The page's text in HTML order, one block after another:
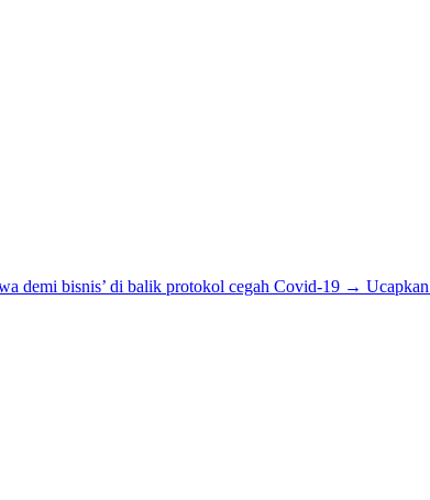
demi bisnis’ di balik protokol cegah Covid-19 →